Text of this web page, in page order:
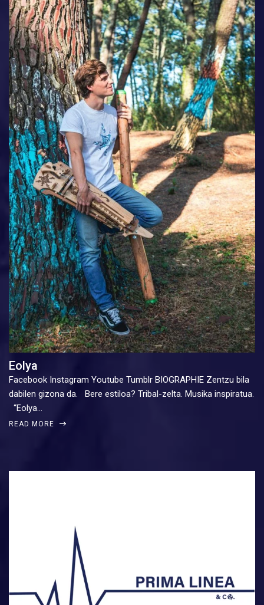
Eolya
Facebook Instagram Youtube Tumblr BIOGRAPHIE Zentzu bila
dabilen gizona da. Bere estiloa? Tribal-zelta. Musika inspiratua.
“Eolya…
READ MORE